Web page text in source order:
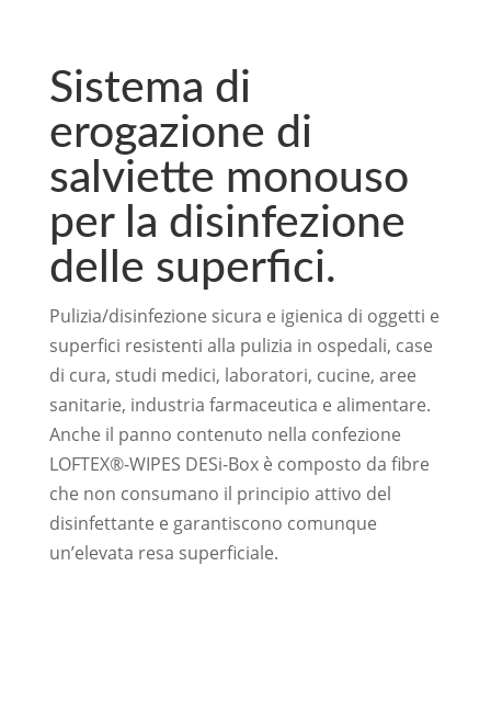
Sistema di
erogazione di
salviette monouso
per la disinfezione
delle superfici.
Pulizia/disinfezione sicura e igienica di oggetti e
superfici resistenti alla pulizia in ospedali, case
di cura, studi medici, laboratori, cucine, aree
sanitarie, industria farmaceutica e alimentare.
Anche il panno contenuto nella confezione
LOFTEX®-WIPES DESi-Box è composto da fibre
che non consumano il principio attivo del
disinfettante e garantiscono comunque
un’elevata resa superficiale.